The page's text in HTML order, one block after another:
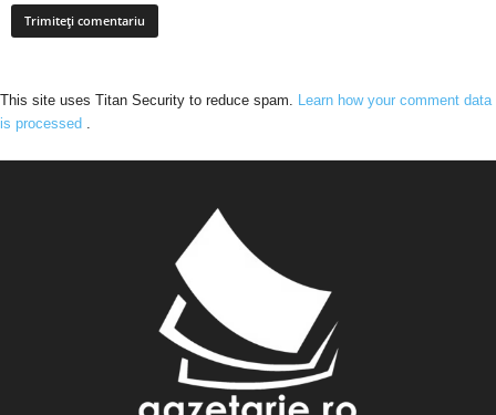
This site uses Titan Security to reduce spam. Learn how your comment data
is processed .